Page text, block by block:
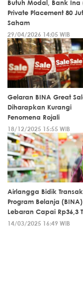
Butuh Modal, Bank Ina
Private Placement 80
Saham
29/04/2026 14:05 WIB
Gelaran BINA Great
Diharapkan Kurangi
Fenomena Rojali
18/12/2025 15:55 WIB
Airlangga Bidik
Program Belanja
Lebaran Capai Rp36,3
14/03/2025 16:49 WIB